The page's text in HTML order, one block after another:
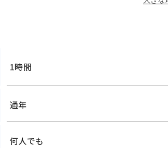
1時間
通年
何人でも